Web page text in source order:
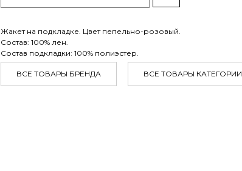
Жакет на подкладке. Цвет пепельно-розовый.
Состав: 100% лен.
Состав подкладки: 100% полиэстер.
ВСЕ ТОВАРЫ БРЕНДА ВСЕ ТОВАРЫ КАТЕГОРИИ